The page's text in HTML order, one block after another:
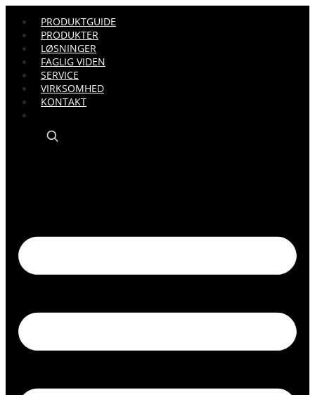
PRODUKTGUIDE
PRODUKTER
LØSNINGER
FAGLIG VIDEN
SERVICE
VIRKSOMHED
KONTAKT